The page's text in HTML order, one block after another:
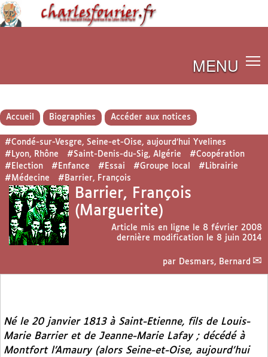
MENU
Accueil Biographies Accéder aux notices
#Condé-sur-Vesgre, Seine-et-Oise, aujourd’hui Yvelines
#Lyon, Rhône
#Saint-Denis-du-Sig, Algérie
#Coopération
#Election
#Enfance #Essai #Groupe local
#Librairie
#Médecine
#Barrier, François
Barrier, François
(Marguerite)
Article mis en ligne le 8 février 2008
dernière modification le 8 juin 2014
par Desmars, Bernard
Né le 20 janvier 1813 à Saint-Etienne, fils de Louis-
Marie Barrier et de Jeanne-Marie Lafay ; décédé à
Montfort l’Amaury (alors Seine-et-Oise, aujourd’hui